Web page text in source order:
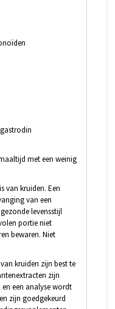
met een weinig
van kruiden. Een
van een
levensstijl
portie niet
bewaren. Niet
kruiden zijn best te
zijn
een analyse wordt
zijn goedgekeurd